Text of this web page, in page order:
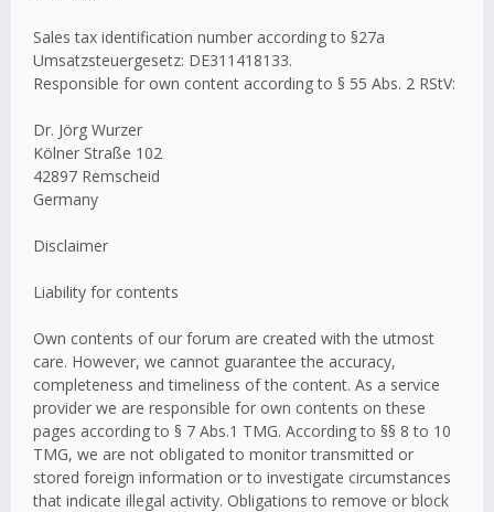
Sales tax identification number according to §27a
Umsatzsteuergesetz: DE311418133.
Responsible for own content according to § 55 Abs. 2 RStV:
Dr. Jörg Wurzer
Kölner Straße 102
42897 Remscheid
Germany
Disclaimer
Liability for contents
Own contents of our forum are created with the utmost
care. However, we cannot guarantee the accuracy,
completeness and timeliness of the content. As a service
provider we are responsible for own contents on these
pages according to § 7 Abs.1 TMG. According to §§ 8 to 10
TMG, we are not obligated to monitor transmitted or
stored foreign information or to investigate circumstances
that indicate illegal activity. Obligations to remove or block